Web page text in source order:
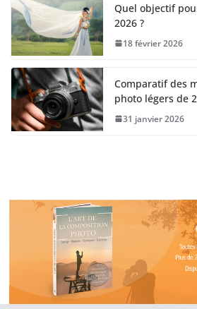
Quel objectif
2026 ?
18 février 2026
Comparatif des
photo légers de
31 janvier 2026